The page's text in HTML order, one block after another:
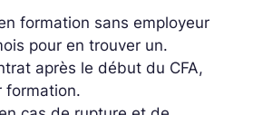
formation sans employeur
pour en trouver un.
après le début du CFA,
formation.